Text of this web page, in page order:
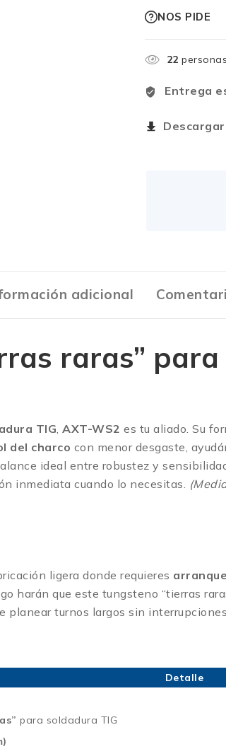
NOS PIDE
22
Entrega
adicional
raras”
TIG, AXT-WS2 es tu aliado. Su
del charco con menor desgaste,
ideal entre robustez y
inmediata cuando lo necesitas.
ligera donde requieres
harán que este tungsteno “tierras
planear turnos largos sin
Detalle
para soldadura TIG